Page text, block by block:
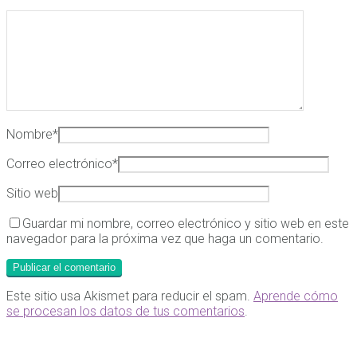
Nombre*
Correo electrónico*
Sitio web
Guardar mi nombre, correo electrónico y sitio web en este
navegador para la próxima vez que haga un comentario.
Este sitio usa Akismet para reducir el spam. Aprende cómo
se procesan los datos de tus comentarios